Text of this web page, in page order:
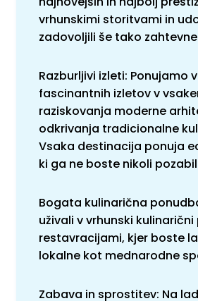
vrhunskimi storitvami in
zadovoljili še tako
Razburljivi izleti: Ponujamo
fascinantnih izletov v
raziskovanja moderne
odkrivanja tradicionalne
Vsaka destinacija ponuja
ki ga ne boste nikoli
Bogata kulinarična
uživali v vrhunski
restavracijami, kjer boste
lokalne kot mednarodne
Zabava in sprostitev: Na